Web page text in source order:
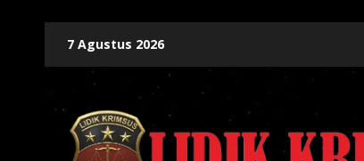
content
7 Agustus 2026